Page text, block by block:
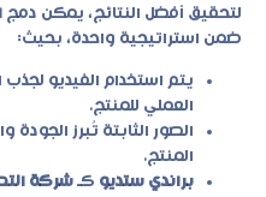
لتحقيق أفضل النتائج، يمكن دمج
ضمن استراتيجية واحدة، بحيث:
يتم استخدام الفيديو لجذب
العملي للمنتج.
الصور الثابتة تُبرز الجودة
المنتج.
براندي ستديو كـ شركة